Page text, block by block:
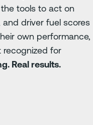
tools to act on
driver fuel scores
own performance,
for
Real results.